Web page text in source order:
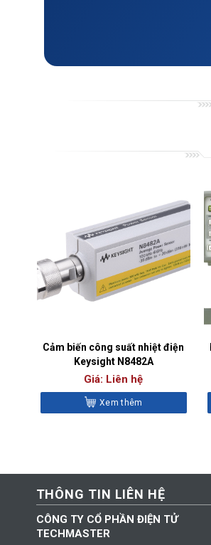
Cảm biến công suất nhiệt điện
Keysight N8482A
Giá: Liên hệ
Xem thêm
THÔNG TIN LIÊN HỆ
CÔNG TY CỔ PHẦN ĐIỆN TỬ
TECHMASTER